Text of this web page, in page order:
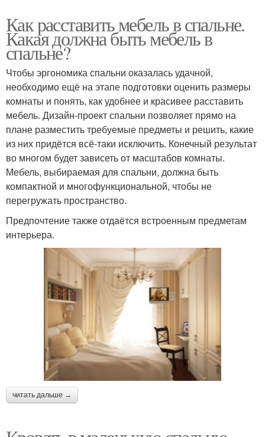
Как расставить мебель в спальне.
Какая должна быть мебель в
спальне?
Чтобы эргономика спальни оказалась удачной,
необходимо ещё на этапе подготовки оценить размеры
комнаты и понять, как удобнее и красивее расставить
мебель. Дизайн-проект спальни позволяет прямо на
плане разместить требуемые предметы и решить, какие
из них придётся всё-таки исключить. Конечный результат
во многом будет зависеть от масштабов комнаты.
Мебель, выбираемая для спальни, должна быть
компактной и многофункциональной, чтобы не
перегружать пространство.
Предпочтение также отдаётся встроенным предметам
интерьера.
читать дальше →